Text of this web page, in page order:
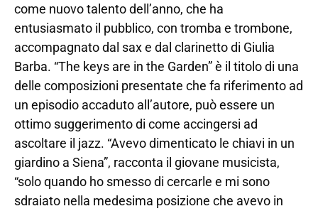
come nuovo talento dell’anno, che ha
entusiasmato il pubblico, con tromba e trombone,
accompagnato dal sax e dal clarinetto di Giulia
Barba. “The keys are in the Garden” è il titolo di una
delle composizioni presentate che fa riferimento ad
un episodio accaduto all’autore, può essere un
ottimo suggerimento di come accingersi ad
ascoltare il jazz. “Avevo dimenticato le chiavi in un
giardino a Siena”, racconta il giovane musicista,
“solo quando ho smesso di cercarle e mi sono
sdraiato nella medesima posizione che avevo in